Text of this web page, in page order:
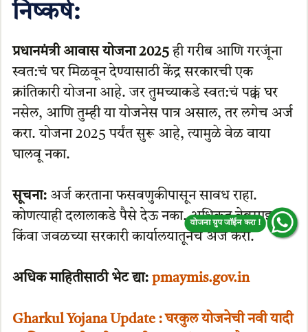
निष्कर्ष:
प्रधानमंत्री आवास योजना 2025ही गरीब आणि गरजूंना
स्वत:चं घर मिळवून देण्यासाठी केंद्र सरकारची एक
क्रांतिकारी योजना आहे. जर तुमच्याकडे स्वत:चं पक्कं घर
नसेल, आणि तुम्ही या योजनेस पात्र असाल, तर लगेच अर्ज
करा. योजना 2025 पर्यंत सुरू आहे, त्यामुळे वेळ वाया
घालवू नका.
सूचना:अर्ज करताना फसवणुकीपासून सावध राहा.
कोणत्याही दलालाकडे पैसे देऊ नका. अधिकृत वेबसाइट
किंवा जवळच्या सरकारी कार्यालयातूनच अर्ज करा.
अधिक माहितीसाठी भेट द्या: pmaymis.gov.in
Gharkul Yojana Update : घरकुल योजनेची नवी यादी
योजना ग्रुप जॉईन करा !